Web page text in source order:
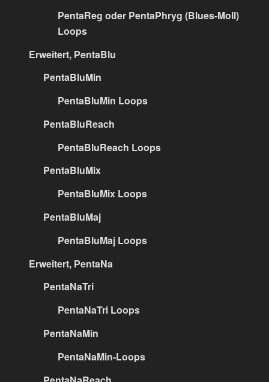
PentaReg oder PentaPhryg (Blues-Moll)
Loops
Erweitert, PentaBlu
PentaBluMin
PentaBluMin Loops
PentaBluReach
PentaBluReach Loops
PentaBluMix
PentaBluMix Loops
PentaBluMaj
PentaBluMaj Loops
Erweitert, PentaNa
PentaNaTri
PentaNaTri Loops
PentaNaMin
PentaNaMin-Loops